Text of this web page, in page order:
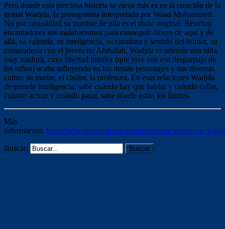
Pero donde esta preciosa historia se eleva más es en la creación de la
genial Wadjda, la protagonista interpretada por Waad Mohammed.
No por casualidad su nombre de pila es el título original. Resultan
encantadores sus malabarismos para conseguir dinero de aquí y de
allá, su valentía, su inteligencia, su caradura y sentido del humor, su
camaradería con el jovencito Abdullah. Wadjda es además una niña
muy madura, cuya libertad interior (que vive con ese desparpajo de
los niños) acaba influyendo en los demás personajes y sus diversas
cuitas: su madre, el chófer, la profesora. En esas relaciones Wadjda
desprende inteligencia, sabe cuándo hay que hablar y cuándo callar,
cuándo actuar y cuándo parar, sabe dónde están los límites.
Más
información: https://educomunicacion.es/cineyeducacion/
Buscar: